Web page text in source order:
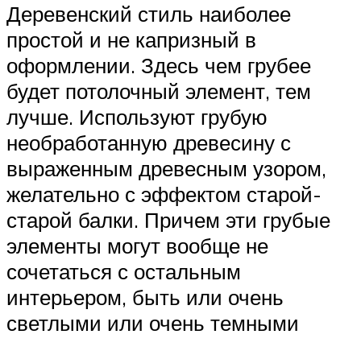
Деревенский стиль наиболее
простой и не капризный в
оформлении. Здесь чем грубее
будет потолочный элемент, тем
лучше. Используют грубую
необработанную древесину с
выраженным древесным узором,
желательно с эффектом старой-
старой балки. Причем эти грубые
элементы могут вообще не
сочетаться с остальным
интерьером, быть или очень
светлыми или очень темными